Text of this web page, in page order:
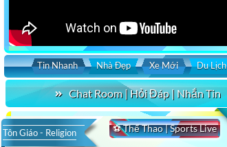
Tin Nhanh Nhà Đẹp Xe Mới Du Lịch
Chat Room | Hỏi Đáp | Nhắn Tin
⚽ Thể Thao | Sports Live
Tôn Giáo - Religion